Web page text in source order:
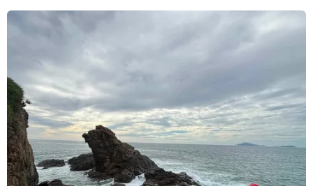
Chiến hạm của Hải quân Nga. (Nguồn: AP)
Sputnik đưa tin, Bộ phận báo chí của hãng
Roselectronika thuộc tập đoàn nhà nước Rostec
của Nga ngày 15/11 cho biết họ đang sử dụng
các vật liệu ngụy trang để hiện đại hóa các